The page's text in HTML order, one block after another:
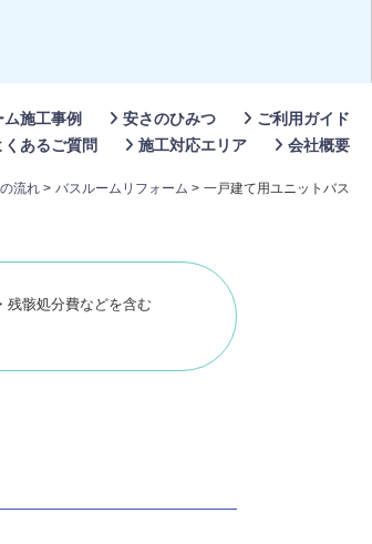
施工事例 安さのひみつ
ご利用ガイド
くあるご質問
施工対応エリア 会社概要
流れ > バスルームリフォーム > 一戸建て用ユニットバス
残骸処分費などを含む